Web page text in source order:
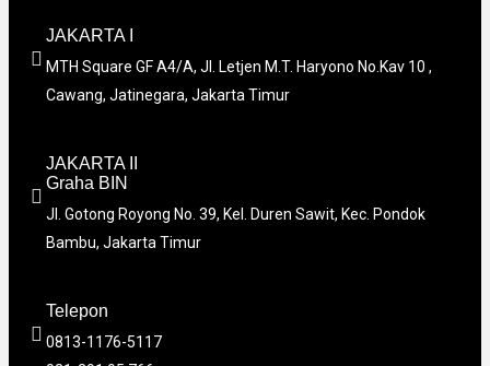
JAKARTA I
MTH Square GF A4/A, Jl. Letjen M.T. Haryono No.Kav 10 ,
Cawang, Jatinegara, Jakarta Timur
JAKARTA II
Graha BIN
Jl. Gotong Royong No. 39, Kel. Duren Sawit, Kec. Pondok
Bambu, Jakarta Timur
Telepon
0813-1176-5117